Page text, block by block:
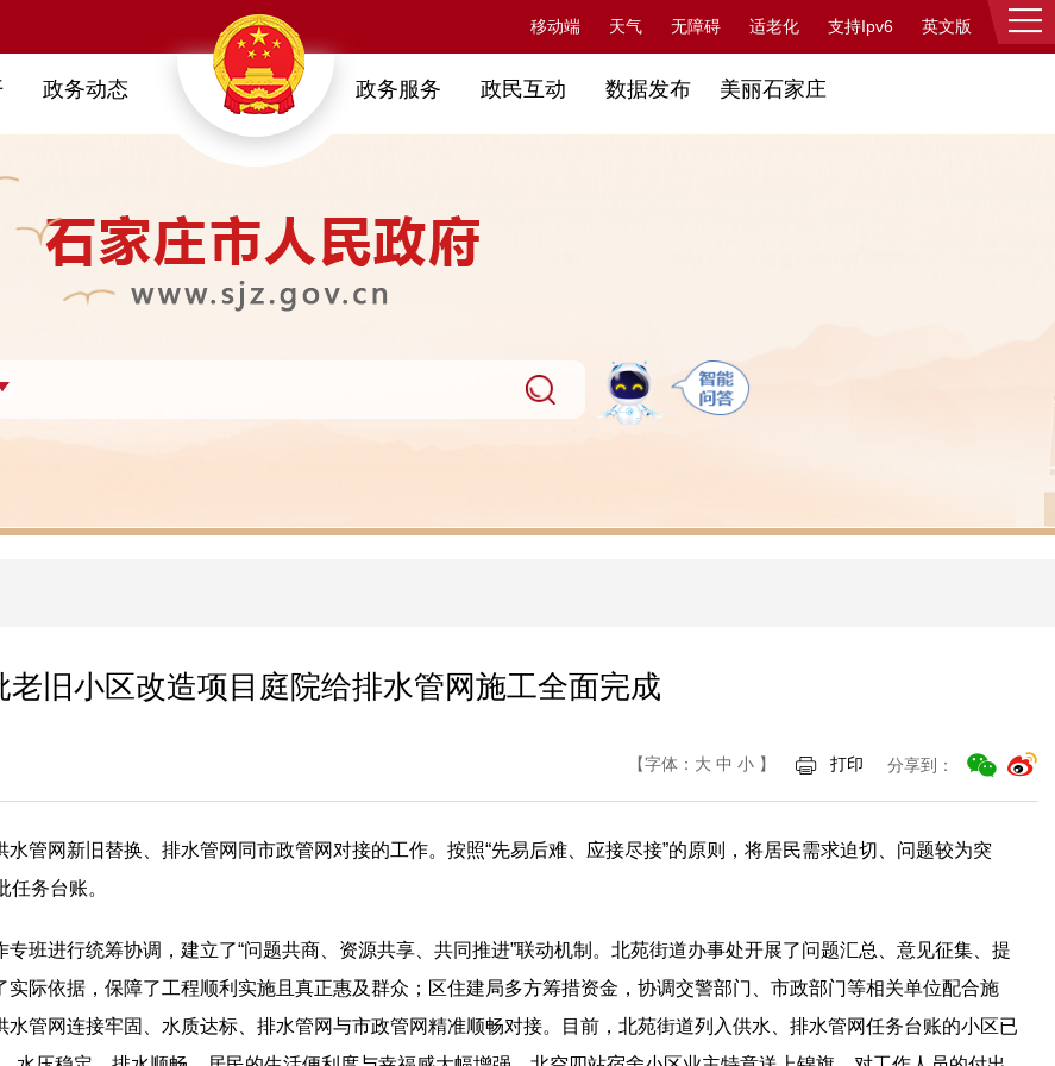
移动端 天气 无障碍 适老化 支持Ipv6 英文版 登录
政务动态 政务服务 政民互动 数据发布 美丽石家庄
老旧小区改造项目庭院给排水管网施工全面完成
【字体： 大 中 小 】 打印 分享到：
管网新旧替换、排水管网同市政管网对接的工作。按照“先易后难、应接尽接”的原则，将居民需求迫切、问题较为突
务台账。
班进行统筹协调，建立了“问题共商、资源共享、共同推进”联动机制。北苑街道办事处开展了问题汇总、意见征集、提
际依据，保障了工程顺利实施且真正惠及群众；区住建局多方筹措资金，协调交警部门、市政部门等相关单位配合施
管网连接牢固、水质达标、排水管网与市政管网精准顺畅对接。目前，北苑街道列入供水、排水管网任务台账的小区已